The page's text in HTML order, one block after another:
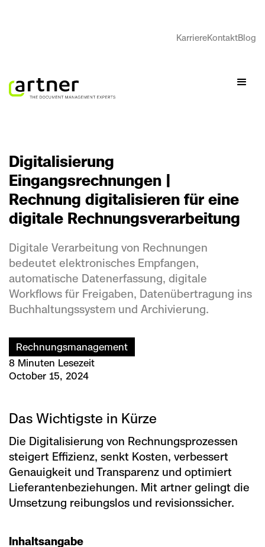
KarriereKontaktBlog
Digitalisierung
Eingangsrechnungen |
Rechnung digitalisieren für eine
digitale Rechnungsverarbeitung
Digitale Verarbeitung von Rechnungen
bedeutet elektronisches Empfangen,
automatische Datenerfassung, digitale
Workflows für Freigaben, Datenübertragung ins
Buchhaltungssystem und Archivierung.
Rechnungsmanagement
8 Minuten Lesezeit
October 15, 2024
Das Wichtigste in Kürze
Die Digitalisierung von Rechnungsprozessen
steigert Effizienz, senkt Kosten, verbessert
Genauigkeit und Transparenz und optimiert
Lieferantenbeziehungen. Mit artner gelingt die
Umsetzung reibungslos und revisionssicher.
Inhaltsangabe